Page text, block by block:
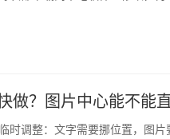
做？图片中心能不能
时调整：文字需要挪位置，图